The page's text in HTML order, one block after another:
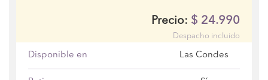
Precio: $ 24.990
Despacho incluido
Disponible en Las Condes